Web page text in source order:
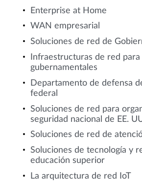
Enterprise at Home
WAN empresarial
Soluciones de red de
Infraestructuras de red
gubernamentales
Departamento de defensa
federal
Soluciones de red para
seguridad nacional de EE.
Soluciones de red de
Soluciones de tecnología y
educación superior
La arquitectura de red IoT